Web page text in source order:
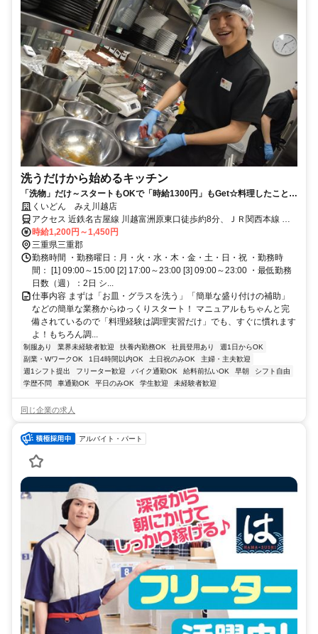
洗うだけから始めるキッチン
「洗物」だけ～スタートもOKで「時給1300円」もGet☆料理したことな
くても安心◎未経験者大歓迎！
くいどん みえ川越店
アクセス 近鉄名古屋線 川越富洲原東口徒歩約8分、ＪＲ関西本線 富
田（三重県）東口徒歩約19分、ＪＲ関西本線 朝日徒歩約29分
時給1,200円～1,450円
三重県三重郡
勤務時間 ・勤務曜日：月・火・水・木・金・土・日・祝 ・勤務時
間： [1] 09:00～15:00 [2] 17:00～23:00 [3] 09:00～23:00 ・最低勤務
日数（週）：2日 シ...
仕事内容 まずは「お皿・グラスを洗う」「簡単な盛り付けの補助」
などの簡単な業務からゆっくりスタート！ マニュアルもちゃんと完
備されているので「料理経験は調理実習だけ」でも、すぐに慣れます
よ！もちろん調...
制服あり 業界未経験者歓迎 扶養内勤務OK 社員登用あり
週1日からOK
副業・WワークOK
1日4時間以内OK 土日祝のみOK
主婦・主夫歓迎
週1シフト提出
フリーター歓迎 バイク通勤OK 給料前払いOK 早朝
シフト自由
学歴不問
車通勤OK 平日のみOK 学生歓迎 未経験者歓迎
同じ企業の求人
アルバイト・パート